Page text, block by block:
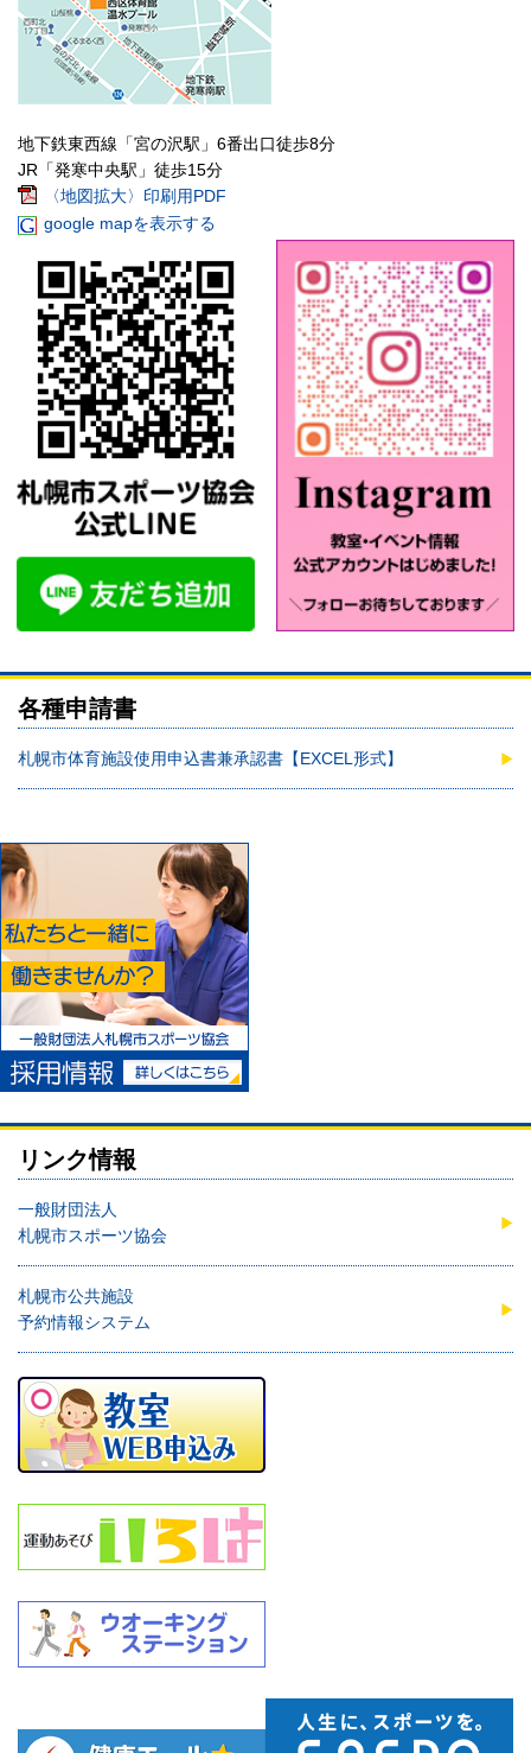
地下鉄東西線「宮の沢駅」6番出口徒歩8分
JR「発寒中央駅」徒歩15分
〈地図拡大〉印刷用PDF
google mapを表示する
各種申請書
札幌市体育施設使用申込書兼承認書【EXCEL形式】
リンク情報
一般財団法人
札幌市スポーツ協会
札幌市公共施設
予約情報システム